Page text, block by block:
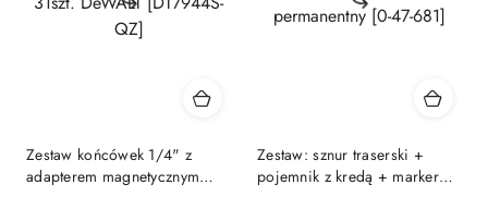
Zestaw końcówek 1/4" z
adapterem magnetycznym
Zestaw: sznur traserski +
pojemnik z kredą + marker